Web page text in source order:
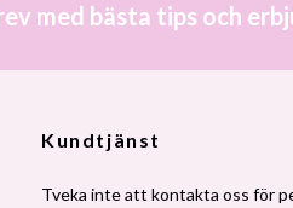
med bästa tips och
Kundtjänst
Tveka inte att kontakta oss för